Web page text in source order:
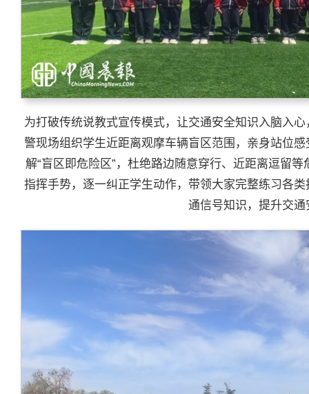
为打破传统说教式宣传模式，让交通安全知识入脑入
警现场组织学生近距离观摩车辆盲区范围，亲身站位
解“盲区即危险区”，杜绝路边随意穿行、近距离逗留
指挥手势，逐一纠正学生动作，带领大家完整练习各
通信号知识，提升交通